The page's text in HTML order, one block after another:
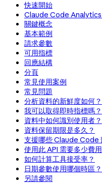
快速開始
Claude Code Analytics
關鍵概念
基本範例
請求參數
可用指標
回應結構
分頁
常見使用案例
常見問題
分析資料的新鮮度如何？
我可以取得即時指標嗎？
資料中如何識別使用者？
資料保留期限是多久？
支援哪些 Claude Code
使用此 API 需要多少費
如何計算工具接受率？
日期參數使用哪個時區？
另請參閱